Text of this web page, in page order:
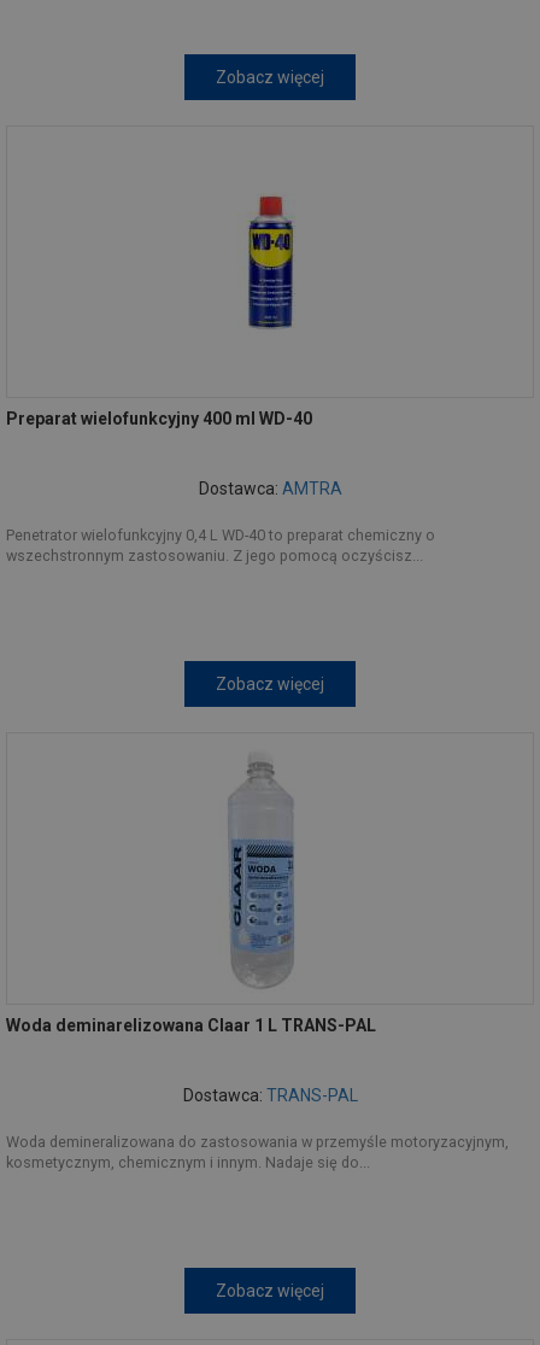
Zobacz więcej
Preparat wielofunkcyjny 400 ml WD-40
Dostawca: AMTRA
Penetrator wielofunkcyjny 0,4 L WD-40 to preparat chemiczny o
wszechstronnym zastosowaniu. Z jego pomocą oczyścisz...
Zobacz więcej
Woda deminarelizowana Claar 1 L TRANS-PAL
Dostawca: TRANS-PAL
Woda demineralizowana do zastosowania w przemyśle motoryzacyjnym,
kosmetycznym, chemicznym i innym. Nadaje się do...
Zobacz więcej